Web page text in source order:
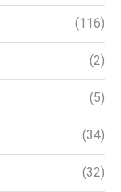
(116)
(2)
(5)
(34)
(32)